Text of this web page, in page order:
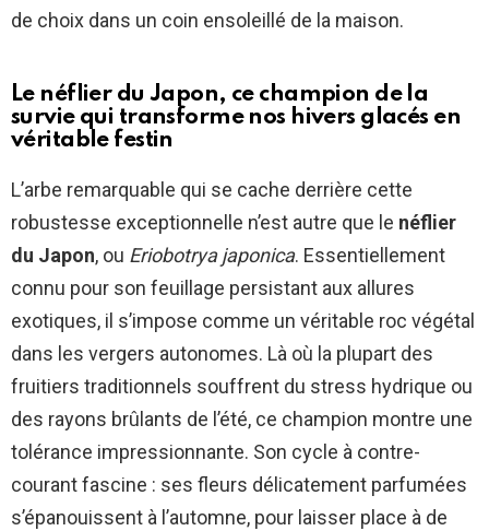
de choix dans un coin ensoleillé de la maison.
Le néflier du Japon, ce champion de la
survie qui transforme nos hivers glacés en
véritable festin
L’arbe remarquable qui se cache derrière cette
robustesse exceptionnelle n’est autre que le néflier
du Japon, ou Eriobotrya japonica. Essentiellement
connu pour son feuillage persistant aux allures
exotiques, il s’impose comme un véritable roc végétal
dans les vergers autonomes. Là où la plupart des
fruitiers traditionnels souffrent du stress hydrique ou
des rayons brûlants de l’été, ce champion montre une
tolérance impressionnante. Son cycle à contre-
courant fascine : ses fleurs délicatement parfumées
s’épanouissent à l’automne, pour laisser place à de